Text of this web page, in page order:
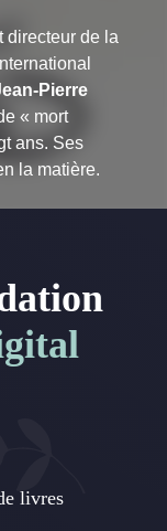
directeur de la
Pierre
« mort
ans. Ses
la matière.
livres